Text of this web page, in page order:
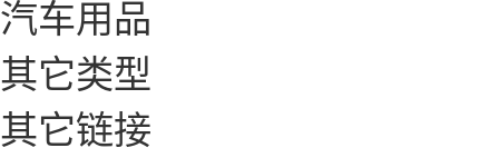
汽车用品
其它类型
其它链接